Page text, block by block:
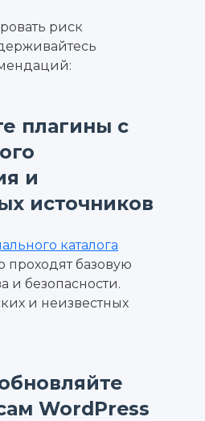
риск
плагины с
и
источников
каталога
проходят базовую
и безопасности.
и неизвестных
WordPress